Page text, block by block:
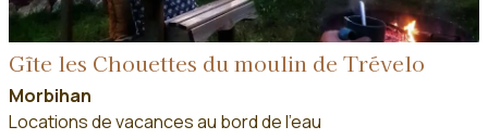
Gîte les Chouettes du moulin de Trévelo
Morbihan
Locations de vacances au bord de l'eau